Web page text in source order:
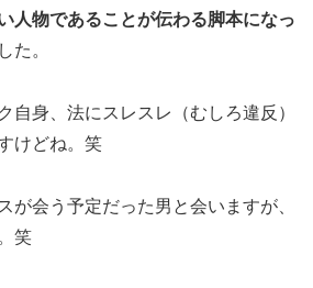
人物であることが伝わる脚本になっ
た。
自身、法にスレスレ（むしろ違反）
けどね。笑
が会う予定だった男と会いますが、
。笑